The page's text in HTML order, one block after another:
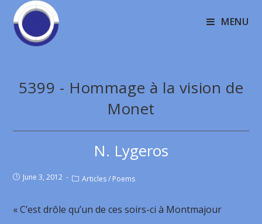
MENU
5399 - Hommage à la vision de
Monet
N. Lygeros
June 3, 2012 Articles / Poems
« C’est drôle qu’un de ces soirs-ci à Montmajour